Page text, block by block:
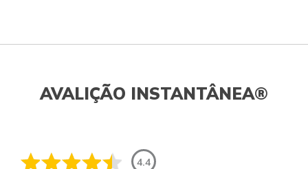
AVALIÇÃO INSTANTÂNEA®
4.4